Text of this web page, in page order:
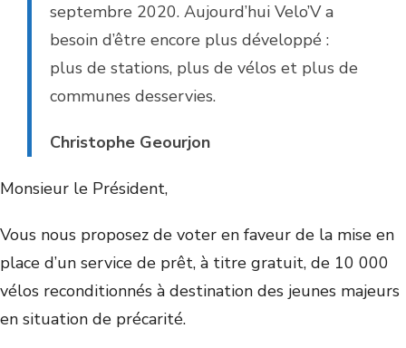
septembre 2020. Aujourd’hui Velo’V a
besoin d’être encore plus développé :
plus de stations, plus de vélos et plus de
communes desservies.
Christophe Geourjon
Monsieur le Président,
Vous nous proposez de voter en faveur de la mise en
place d’un service de prêt, à titre gratuit, de 10 000
vélos reconditionnés à destination des jeunes majeurs
en situation de précarité.